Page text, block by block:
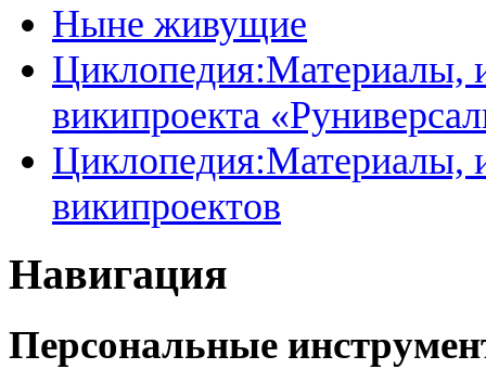
Ныне живущие
Циклопедия:Материалы,
википроекта
Циклопедия:Материалы,
википроектов
Навигация
Персональные